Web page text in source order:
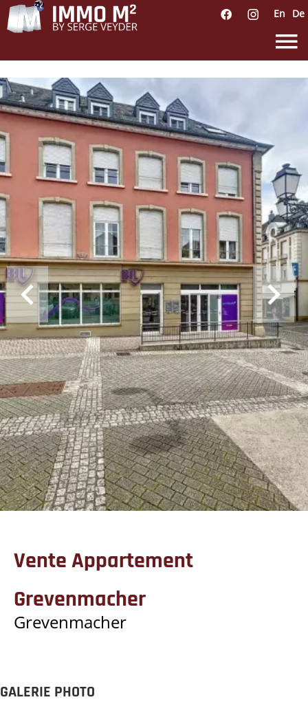
En De
Vente Appartement
Grevenmacher
Grevenmacher
GALERIE PHOTO